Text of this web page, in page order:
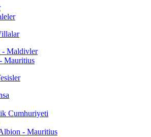
- Maldivler
Mauritius
Cumhuriyeti
- Mauritius